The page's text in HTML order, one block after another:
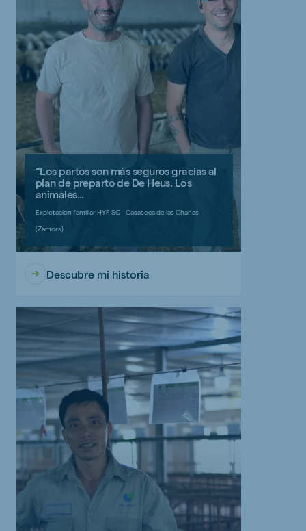
“Los partos son más seguros gracias al
plan de preparto de De Heus. Los
animales...
Explotación familiar HYF SC - Casaseca de las Chanas
(Zamora)
Descubre mi historia